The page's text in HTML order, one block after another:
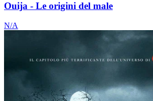
Ouija - Le origini del male
N/A